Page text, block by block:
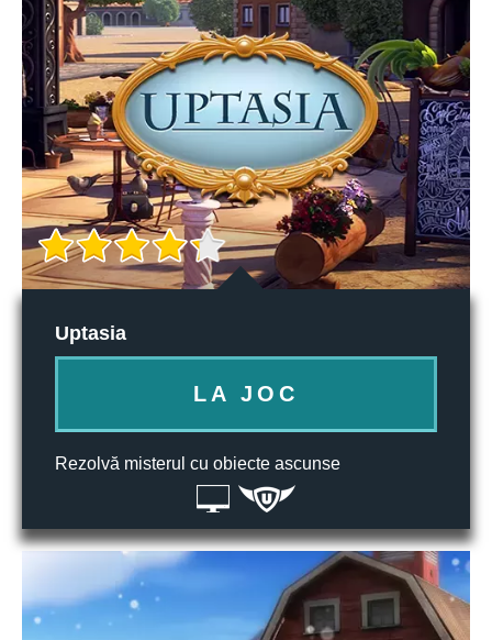
Uptasia
LA JOC
Rezolvă misterul cu obiecte ascunse